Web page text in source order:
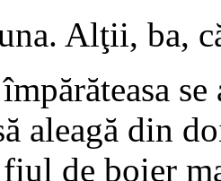
Alţii, ba,
aleagă din
fiul de boier